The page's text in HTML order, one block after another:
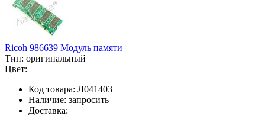
Ricoh 986639 Модуль памяти
Тип: оригинальный
Цвет:
Код товара: Л041403
Наличие: запросить
Доставка: